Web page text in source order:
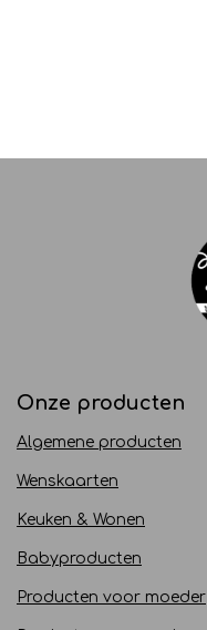
Onze producten
Algemene producten
Wenskaarten
Keuken & Wonen
Babyproducten
Producten voor moeder